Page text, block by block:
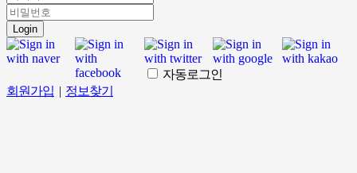
Login
자동로그인
회원가입 | 정보찾기